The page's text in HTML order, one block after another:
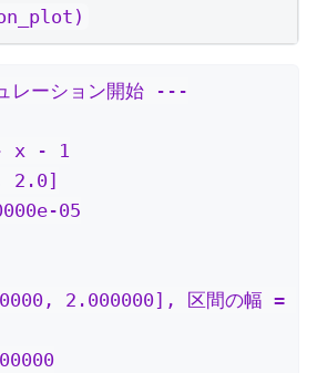
レーション開始 ---
x - 1
2.0]
05